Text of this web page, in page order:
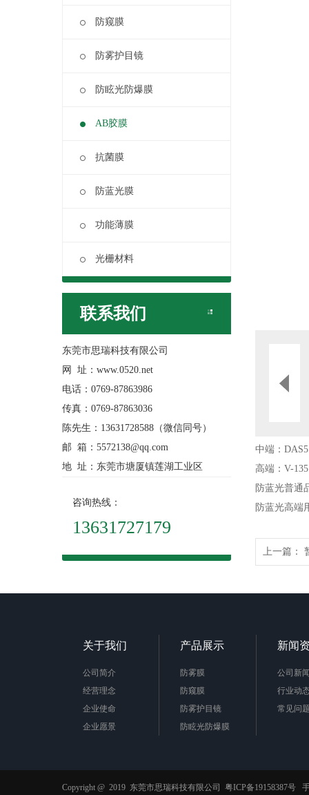
防窥膜
防雾护目镜
防眩光防爆膜
AB胶膜
抗菌膜
防蓝光膜
功能薄膜
光栅材料
联系我们
东莞市思瑞科技有限公司
网 址：www.0520.net
电话：0769-87863986
传真：0769-87863036
陈先生：13631728588（微信同号）
邮 箱：5572138@qq.com
地 址：东莞市塘厦镇莲湖工业区
咨询热线：
13631727179
中端：
高端：V-135
防蓝光普通
防蓝光高端
上一篇：
关于我们
公司简介
经营理念
企业使命
企业愿景
产品展示
防雾膜
防窥膜
防雾护目镜
防眩光防爆膜
新闻
公司新
行业动
常见问
Copyright @ 2019 东莞市思瑞科技有限公司 粤ICP备19158387号